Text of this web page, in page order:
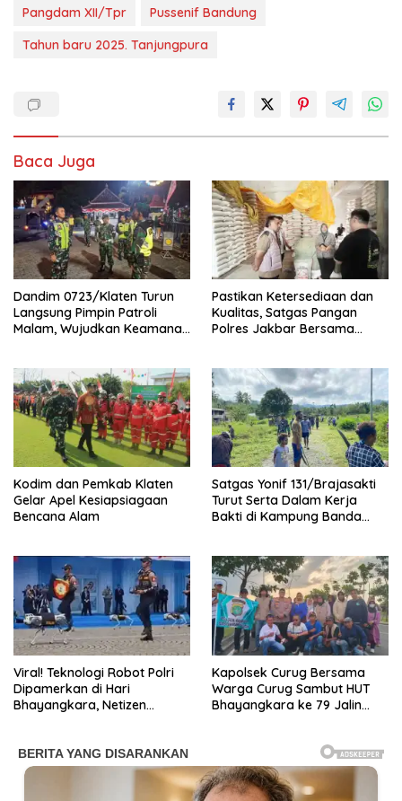
Pangdam XII/Tpr
Pussenif Bandung
Tahun baru 2025. Tanjungpura
Baca Juga
Dandim 0723/Klaten Turun
Langsung Pimpin Patroli
Malam, Wujudkan Keamanan
Pastikan Ketersediaan dan
Kualitas, Satgas Pangan
Polres Jakbar Bersama
Cengkareng
Kodim dan Pemkab Klaten
Gelar Apel Kesiapsiagaan
Bencana Alam
Satgas Yonif 131/Brajasakti
Turut Serta Dalam Kerja
Bakti di Kampung Banda
Viral! Teknologi Robot Polri
Dipamerkan di Hari
Bhayangkara, Netizen
Kapolsek Curug Bersama
Warga Curug Sambut HUT
Bhayangkara ke 79 Jalin